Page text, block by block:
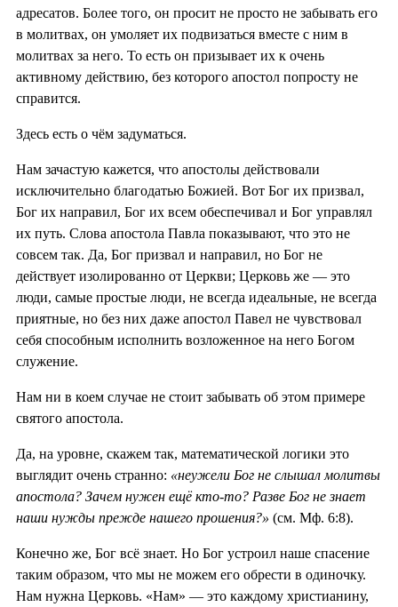
адресатов. Более того, он просит не просто не забывать его
в молитвах, он умоляет их подвизаться вместе с ним в
молитвах за него. То есть он призывает их к очень
активному действию, без которого апостол попросту не
справится.
Здесь есть о чём задуматься.
Нам зачастую кажется, что апостолы действовали
исключительно благодатью Божией. Вот Бог их призвал,
Бог их направил, Бог их всем обеспечивал и Бог управлял
их путь. Слова апостола Павла показывают, что это не
совсем так. Да, Бог призвал и направил, но Бог не
действует изолированно от Церкви; Церковь же — это
люди, самые простые люди, не всегда идеальные, не всегда
приятные, но без них даже апостол Павел не чувствовал
себя способным исполнить возложенное на него Богом
служение.
Нам ни в коем случае не стоит забывать об этом примере
святого апостола.
Да, на уровне, скажем так, математической логики это
выглядит очень странно: «неужели Бог не слышал молитвы
апостола? Зачем нужен ещё кто-то? Разве Бог не знает
наши нужды прежде нашего прошения?» (см. Мф. 6:8).
Конечно же, Бог всё знает. Но Бог устроил наше спасение
таким образом, что мы не можем его обрести в одиночку.
Нам нужна Церковь. «Нам» — это каждому христианину,